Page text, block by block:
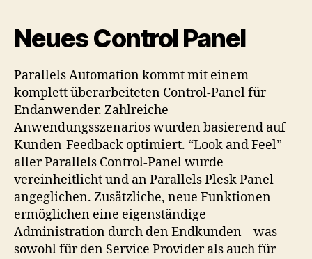
Neues Control Panel
Parallels Automation kommt mit einem
komplett überarbeiteten Control-Panel für
Endanwender. Zahlreiche
Anwendungsszenarios wurden basierend auf
Kunden-Feedback optimiert. “Look and Feel”
aller Parallels Control-Panel wurde
vereinheitlicht und an Parallels Plesk Panel
angeglichen. Zusätzliche, neue Funktionen
ermöglichen eine eigenständige
Administration durch den Endkunden – was
sowohl für den Service Provider als auch für